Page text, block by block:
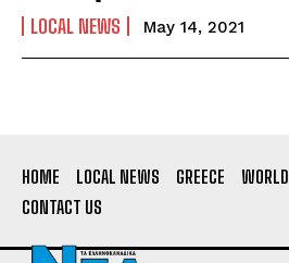
LOCAL NEWS May 14, 2021
HOME LOCAL NEWS GREECE WORLD
CONTACT US